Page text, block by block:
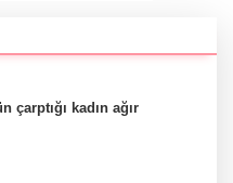
çarptığı kadın ağır